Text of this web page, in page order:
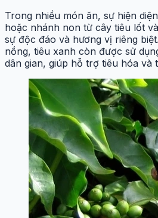
Trong nhiều món ăn, sự hiện
hoặc nhánh non từ cây tiêu lốt
sự độc đáo và hương vị riêng
nồng, tiêu xanh còn được sử
dân gian, giúp hỗ trợ tiêu hóa và